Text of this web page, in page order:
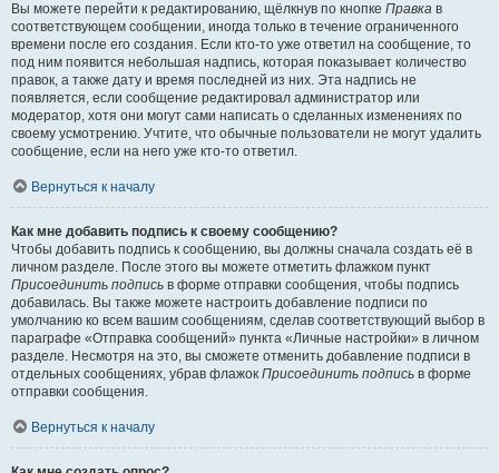
Вы можете перейти к редактированию, щёлкнув по кнопке Правка в
соответствующем сообщении, иногда только в течение ограниченного
времени после его создания. Если кто-то уже ответил на сообщение, то
под ним появится небольшая надпись, которая показывает количество
правок, а также дату и время последней из них. Эта надпись не
появляется, если сообщение редактировал администратор или
модератор, хотя они могут сами написать о сделанных изменениях по
своему усмотрению. Учтите, что обычные пользователи не могут удалить
сообщение, если на него уже кто-то ответил.
Вернуться к началу
Как мне добавить подпись к своему сообщению?
Чтобы добавить подпись к сообщению, вы должны сначала создать её в
личном разделе. После этого вы можете отметить флажком пункт
Присоединить подпись в форме отправки сообщения, чтобы подпись
добавилась. Вы также можете настроить добавление подписи по
умолчанию ко всем вашим сообщениям, сделав соответствующий выбор в
параграфе «Отправка сообщений» пункта «Личные настройки» в личном
разделе. Несмотря на это, вы сможете отменить добавление подписи в
отдельных сообщениях, убрав флажок Присоединить подпись в форме
отправки сообщения.
Вернуться к началу